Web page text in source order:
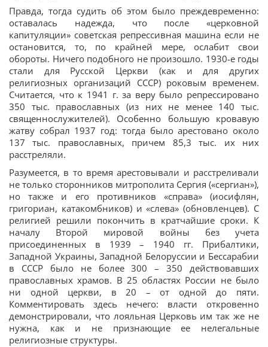
Правда, тогда судить об этом было преждевременно:
оставалась надежда, что после «церковной
капитуляции» советская репрессивная машина если не
остановится, то, по крайней мере, ослабит свои
обороты. Ничего подобного не произошло. 1930-е годы
стали для Русской Церкви (как и для других
религиозных организаций СССР) роковым временем.
Считается, что к 1941 г. за веру было репрессировано
350 тыс. православных (из них не менее 140 тыс.
священнослужителей). Особенно большую кровавую
жатву собрал 1937 год: тогда было арестовано около
137 тыс. православных, причем 85,3 тыс. их них
расстреляли.
Разумеется, в то время арестовывали и расстреливали
не только сторонников митрополита Сергия («сергиан»),
но также и его противников «справа» (иосифлян,
григориан, катакомбников) и «слева» (обновленцев). С
религией решили покончить в кратчайшие сроки. К
началу Второй мировой войны без учета
присоединенных в 1939 – 1940 гг. Прибалтики,
Западной Украины, Западной Белоруссии и Бессарабии
в СССР было не более 300 – 350 действовавших
православных храмов. В 25 областях России не было
ни одной церкви, в 20 – от одной до пяти.
Комментировать здесь нечего: власти откровенно
демонстрировали, что лояльная Церковь им так же не
нужна, как и не признающие ее нелегальные
религиозные структуры.